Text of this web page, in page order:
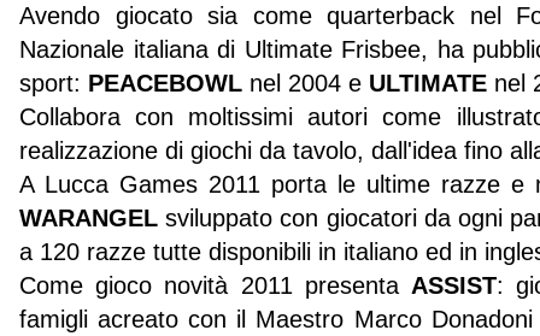
Avendo giocato sia come quarterback nel
Nazionale italiana di Ultimate Frisbee, ha
sport: PEACEBOWL nel 2004 e ULTIMATE nel
Collabora con moltissimi autori come
realizzazione di giochi da tavolo, dall'idea fino
A Lucca Games 2011 porta le ultime razze
WARANGEL sviluppato con giocatori da ogni
a 120 razze tutte disponibili in italiano ed in
Come gioco novità 2011 presenta ASSIST:
famigli acreato con il Maestro Marco